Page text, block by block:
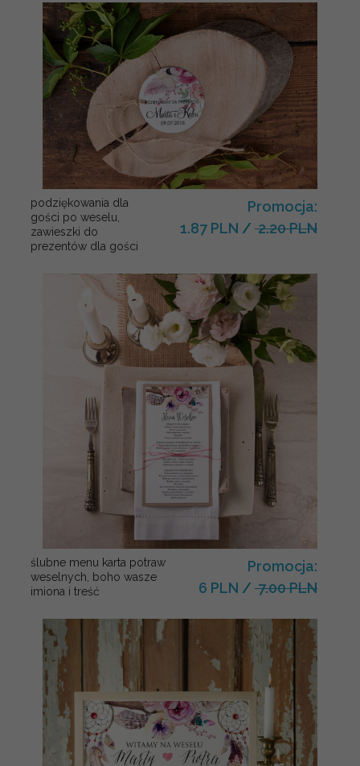
podziękowania dla
gości po weselu,
zawieszki do
prezentów dla gości
Promocja:
1.87 PLN / 2.20 PLN
ślubne menu karta potraw
weselnych, boho wasze
imiona i treść
Promocja:
6 PLN / 7.00 PLN